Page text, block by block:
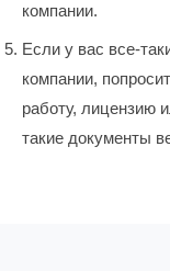
компании.
Если у вас все-
компании,
работу, лицензию
такие документы